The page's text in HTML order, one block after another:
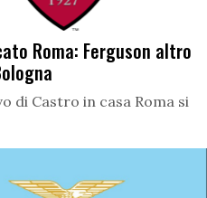
Roma: Ferguson altro
di Castro in casa Roma si